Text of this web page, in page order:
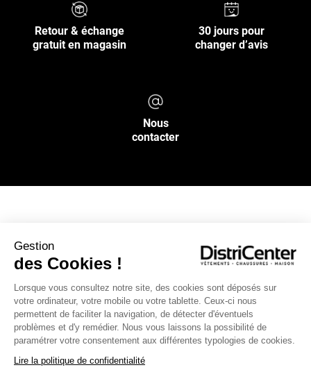
Gestion
des Cookies !
Lorsque vous consultez notre site, des cookies sont déposés sur
votre ordinateur, votre mobile ou votre tablette. Ceux-ci nous
permettent de faciliter la navigation, de détecter d'éventuels
problèmes et d'y remédier. Nous vous laissons la possibilité de
paramétrer votre consentement aux différentes typologies de cookies.
Lire la politique de confidentialité
Retour & échange
gratuit en magasin
30 jours pour
changer d’avis
Nous
contacter
INFOS PRATIQUES
L’ENSEIGNE DISTRICENTER
Suivez-nous